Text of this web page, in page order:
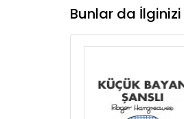
Bunlar da